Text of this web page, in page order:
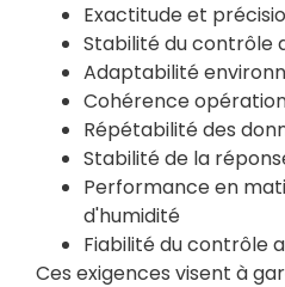
Exactitude et
Stabilité du contrôle
Adaptabilité
Cohérence
Répétabilité des
Stabilité de la
Performance en
d'humidité
Fiabilité du contrôle
Ces exigences visent à